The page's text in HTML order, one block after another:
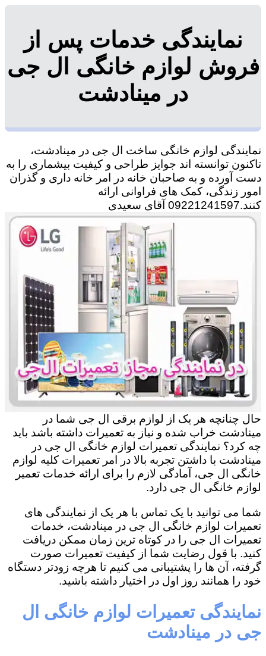
نمایندگی خدمات پس از
فروش لوازم خانگی ال جی
در مینادشت
نمایندگی لوازم خانگی ساخت ال جی در مینادشت،
تاکنون توانسته اند جوایز طراحی و کیفیت بیشماری را به
دست آورده و به صاحبان خانه در امر خانه داری و گذران
امور زندگی، کمک های فراوانی ارائه
کنند.09221241597 آقای سعیدی
حال چنانچه هر یک از لوازم برقی ال جی شما در
مینادشت خراب شده و نیاز به تعمیرات داشته باشد باید
چه کرد؟ نمایندگی تعمیرات لوازم خانگی ال جی در
مینادشت با داشتن تجربه بالا در امر تعمیرات کلیه لوازم
خانگی ال جی، آمادگی لازم را برای ارائه خدمات تعمیر
لوازم خانگی ال جی دارد.
شما می توانید با یک تماس با هر یک از نمایندگی های
تعمیرات لوازم خانگی ال جی در مینادشت، خدمات
تعمیرات ال جی را در کوتاه ترین زمان ممکن دریافت
کنید. با قول رضایت شما از کیفیت تعمیرات صورت
گرفته، آن ها را پشتیبانی می کنیم تا هرچه زودتر دستگاه
خود را همانند روز اول در اختیار داشته باشید.
نمایندگی تعمیرات لوازم خانگی ال
جی در مینادشت